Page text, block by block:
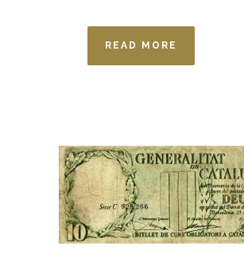
READ MORE